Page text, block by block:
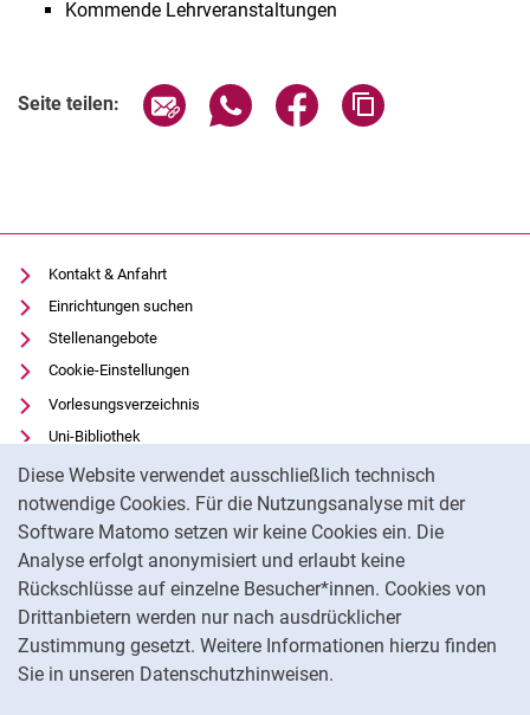
Diese Website verwendet ausschließlich technisch
notwendige Cookies. Für die Nutzungsanalyse mit der
Software Matomo setzen wir keine Cookies ein. Die
Analyse erfolgt anonymisiert und erlaubt keine
Rückschlüsse auf einzelne Besucher*innen. Cookies von
Drittanbietern werden nur nach ausdrücklicher
Zustimmung gesetzt. Weitere Informationen hierzu finden
Sie in unseren Datenschutzhinweisen.
Kommende Lehrveranstaltungen
Seite teilen: Seite über E-Mail teilen
Seite über WhatsApp teilen
Seite über Facebook
Kontakt & Anfahrt
Einrichtungen suchen
Stellenangebote
Cookie-Einstellungen
Vorlesungsverzeichnis
Uni-Bibliothek
Moodle
Panopto
Datenschutz
Barrierefreiheit
Transparenter KI-Einsatz